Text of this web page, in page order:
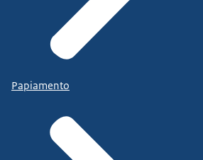
Papiamento